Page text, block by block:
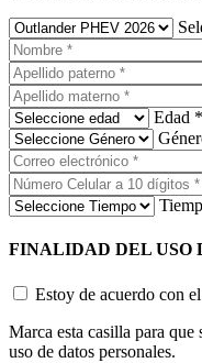
Edad *
FINALIDAD DEL USO
Estoy de acuerdo con
Marca esta casilla para
uso de datos personales.